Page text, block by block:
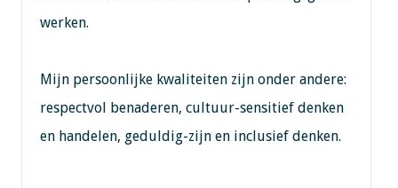
werken.
Mijn persoonlijke kwaliteiten zijn onder andere:
respectvol benaderen, cultuur-sensitief denken
en handelen, geduldig-zijn en inclusief denken.